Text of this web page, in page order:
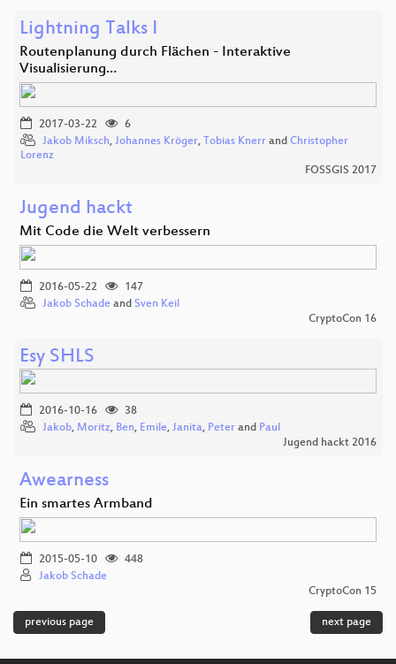
Lightning Talks I
Routenplanung durch Flächen - Interaktive
Visualisierung…
2017-03-22
6
Jakob Miksch, Johannes Kröger, Tobias Knerr and Christopher
Lorenz
FOSSGIS 2017
Jugend hackt
Mit Code die Welt verbessern
2016-05-22
147
Jakob Schade and Sven Keil
CryptoCon 16
Esy SHLS
2016-10-16
38
Jakob, Moritz, Ben, Emile, Janita, Peter and Paul
Jugend hackt 2016
Awearness
Ein smartes Armband
2015-05-10
448
Jakob Schade
CryptoCon 15
previous page next page